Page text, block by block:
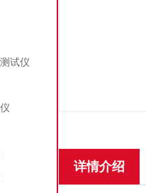
试仪
详情介绍